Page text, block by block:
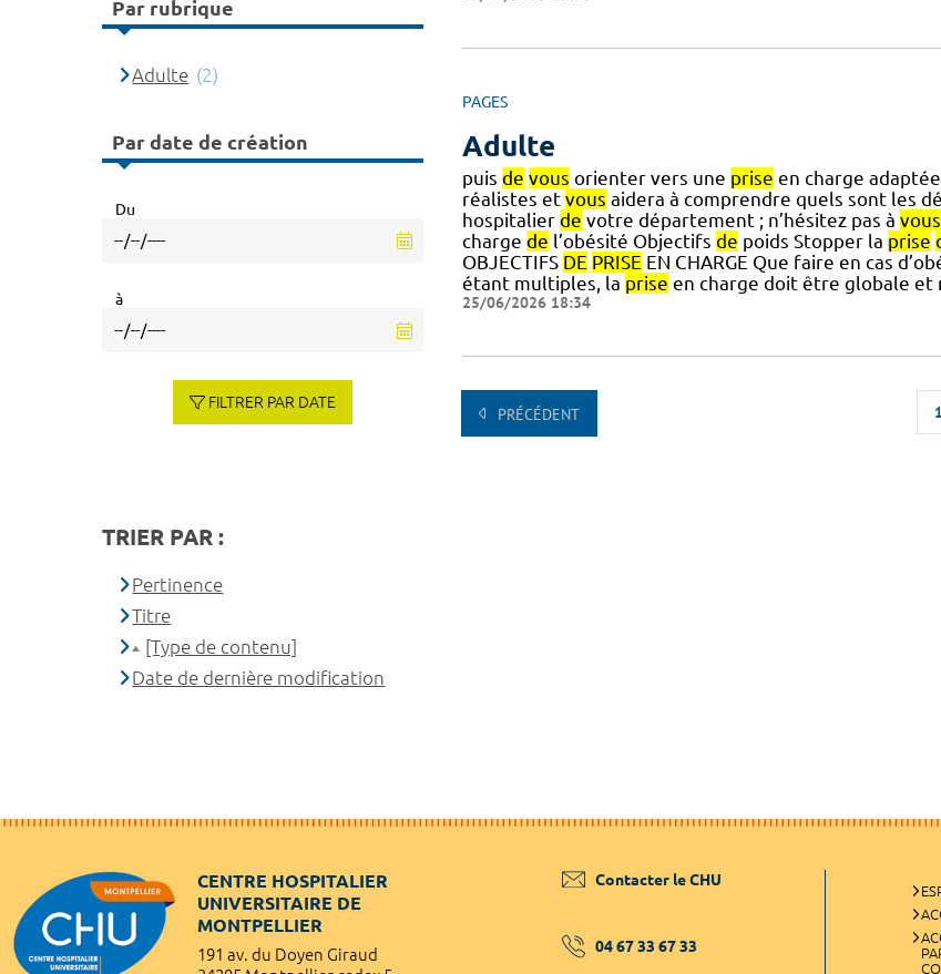
PAGES
Adulte
puis de vous orienter vers une prise en charge
réalistes et vous aidera à comprendre quels sont les
hospitalier de votre département ; n’hésitez pas à vous
charge de l’obésité Objectifs de poids Stopper la prise
OBJECTIFS DE PRISE EN CHARGE Que faire en cas
étant multiples, la prise en charge doit être globale et
25/06/2026 18:34
PRÉCÉDENT 1
Par rubrique
Adulte (2)
Par date de création
Du
à
FILTRER PAR DATE
TRIER PAR :
Pertinence
Titre
[Type de contenu]
Date de dernière modification
CENTRE HOSPITALIER
UNIVERSITAIRE DE
MONTPELLIER
191 av. du Doyen Giraud
Contacter le CHU
04 67 33 67 33